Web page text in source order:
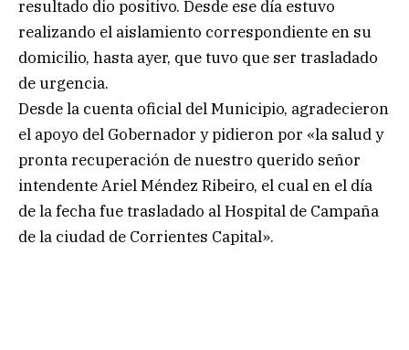
resultado dio positivo. Desde ese día estuvo
realizando el aislamiento correspondiente en su
domicilio, hasta ayer, que tuvo que ser trasladado
de urgencia.
Desde la cuenta oficial del Municipio, agradecieron
el apoyo del Gobernador y pidieron por «la salud y
pronta recuperación de nuestro querido señor
intendente Ariel Méndez Ribeiro, el cual en el día
de la fecha fue trasladado al Hospital de Campaña
de la ciudad de Corrientes Capital».